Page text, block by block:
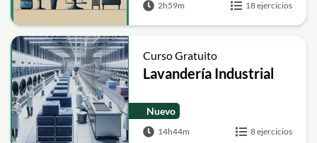
2h59m
18 ejercicios
Curso Gratuito
Lavandería Industrial
Nuevo
14h44m 8 ejercicios